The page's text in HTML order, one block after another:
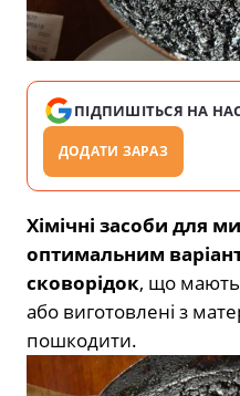
ПІДПИШІТЬСЯ НА НАС
ДОДАТИ ЗАРАЗ
Хімічні засоби для
оптимальним
сковорідок, що мають
або виготовлені з
пошкодити.